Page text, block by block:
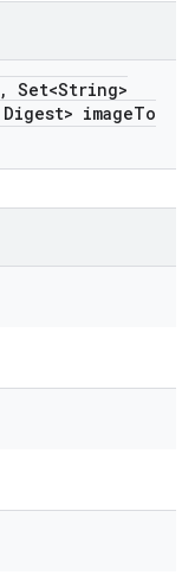
, Set<String>
Digest> imageTo